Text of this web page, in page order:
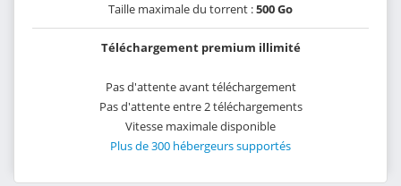
Taille maximale du torrent :500 Go
Téléchargement premium illimité
Pas d'attente avant téléchargement
Pas d'attente entre 2 téléchargements
Vitesse maximale disponible
Plus de 300 hébergeurs supportés